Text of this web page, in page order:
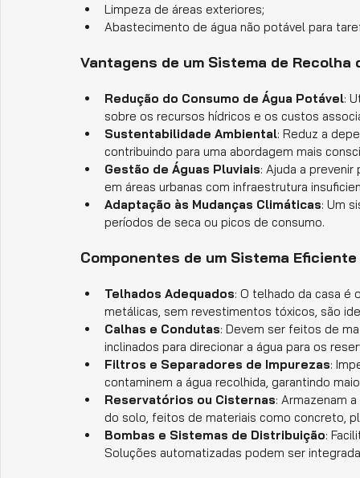
Limpeza de áreas exteriores;
Abastecimento de água não potável para
Vantagens de um Sistema de Recolha
Redução do Consumo de Água Potável:
sobre os recursos hídricos e os custos
Sustentabilidade Ambiental: Reduz a
contribuindo para uma abordagem mais
Gestão de Águas Pluviais: Ajuda a
em áreas urbanas com infraestrutura
Adaptação às Mudanças Climáticas: Um
períodos de seca ou picos de consumo.
Componentes de um Sistema Eficiente
Telhados Adequados: O telhado da casa é
metálicas, sem revestimentos tóxicos, são
Calhas e Condutas: Devem ser feitos de
inclinados para direcionar a água para os
Filtros e Separadores de Impurezas:
contaminem a água recolhida, garantindo
Reservatórios ou Cisternas: Armazenam
do solo, feitos de materiais como concreto,
Bombas e Sistemas de Distribuição:
Soluções automatizadas podem ser